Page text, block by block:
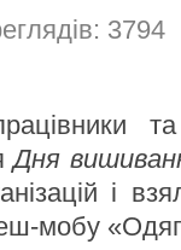
3794
та
Дня
і
мобу